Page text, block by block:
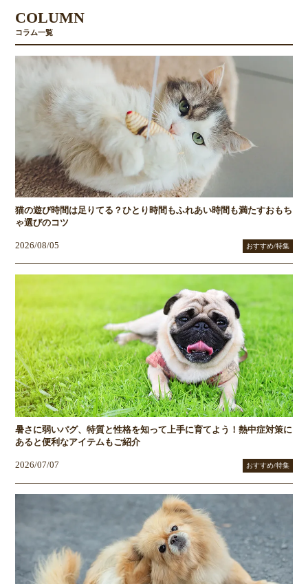
COLUMN
コラム一覧
猫の遊び時間は足りてる？ひとり時間もふれあい時間も満たすおもち
ゃ選びのコツ
2026/08/05 おすすめ/特集
暑さに弱いパグ、特質と性格を知って上手に育てよう！熱中症対策に
あると便利なアイテムもご紹介
2026/07/07 おすすめ/特集